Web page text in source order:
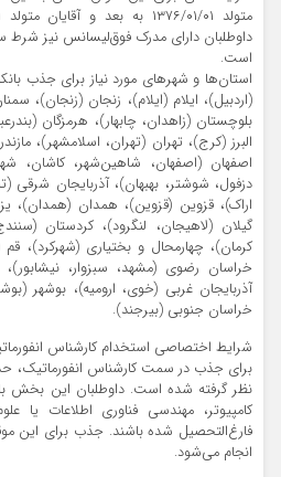
داوطلبان دارای مدرک فوق‌لیسانس نیز شرط
است.
استان‌ها و شهرهای مورد نیاز برای جذب
(اردبیل)، ایلام (ایلام)، زنجان (زنجان)،
بلوچستان (زاهدان، چابهار)، هرمزگان
البرز (کرج)، تهران (تهران، اسلامشهر)،
اصفهان (اصفهان، شاهین‌شهر، کاشان،
دزفول، شوشتر، بهبهان)، آذربایجان شرقی
اراک)، قزوین (قزوین)، همدان (همدان)،
گیلان (لاهیجان، لنگرود)، کردستان
کرمان)، چهارمحال و بختیاری (شهرکرد)، قم
خراسان رضوی (مشهد، سبزوار، نیشابور)،
آذربایجان غربی (خوی، ارومیه)، بوشهر
خراسان جنوبی (بیرجند).
شرایط اختصاصی استخدام کارشناس انفورماتیک
برای جذب در سمت کارشناس انفورماتیک،
نظر گرفته شده است. داوطلبان این بخش
کامپیوتر، مهندسی فناوری اطلاعات یا
فارغ‌التحصیل شده باشند. جذب برای این
انجام می‌شود.